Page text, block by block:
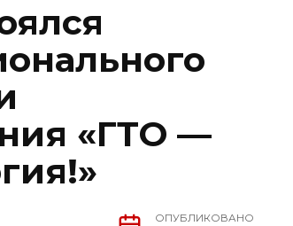
«ГТО —
ОПУБЛИКОВАНО